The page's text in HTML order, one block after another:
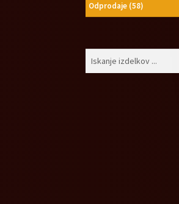
Odprodaje (58)